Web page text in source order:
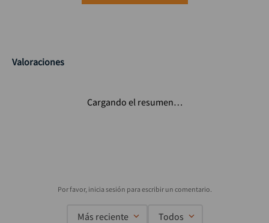
Valoraciones
Cargando el resumen…
Más reciente Todos